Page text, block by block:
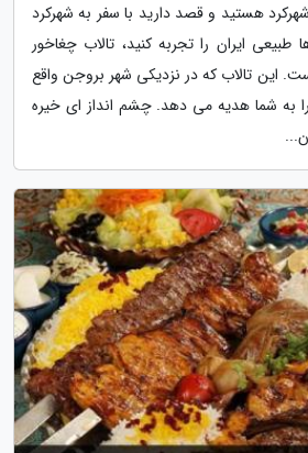
هستید و قصد دارید با سفر به شهرکرد
طبیعی ایران را تجربه کنید، تالاب چغاخور
این تالاب که در نزدیکی شهر بروجن واقع
به شما هدیه می دهد. چشم انداز ای خیره